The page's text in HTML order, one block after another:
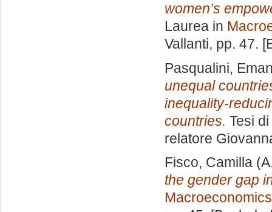
women’s
Laurea in
Vallanti, pp. 47.
Pasqualini,
unequal
inequality-
countries. Tesi
relatore
Fisco, Camilla
the gender gap
Macroeconomics